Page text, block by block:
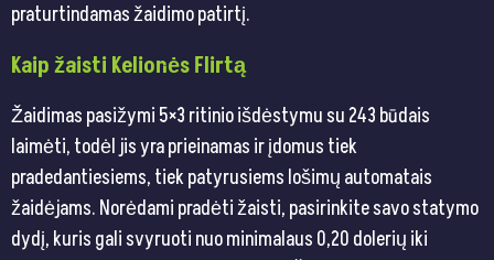
praturtindamas žaidimo patirtį.
Kaip žaisti Kelionės Flirtą
Žaidimas pasižymi 5×3 ritinio išdėstymu su 243 būdais
laimėti, todėl jis yra prieinamas ir įdomus tiek
pradedantiesiems, tiek patyrusiems lošimų automatais
žaidėjams. Norėdami pradėti žaisti, pasirinkite savo statymo
dydį, kuris gali svyruoti nuo minimalaus 0,20 dolerių iki